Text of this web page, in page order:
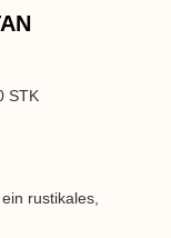
STK
rustikales,